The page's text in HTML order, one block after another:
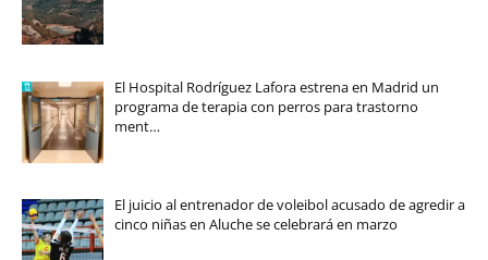
El Hospital Rodríguez Lafora estrena en Madrid un
programa de terapia con perros para trastorno
ment…
El juicio al entrenador de voleibol acusado de agredir a
cinco niñas en Aluche se celebrará en marzo